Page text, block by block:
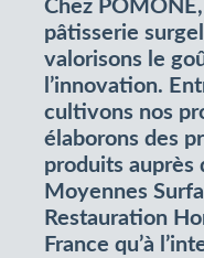
Chez
pâtisserie
valorisons le
l’innovation.
cultivons nos
élaborons des
produits auprès
Moyennes
Restauration
France qu’à